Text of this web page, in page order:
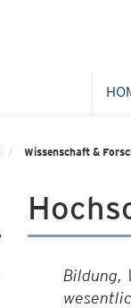
Wissenschaft &
Bildung,